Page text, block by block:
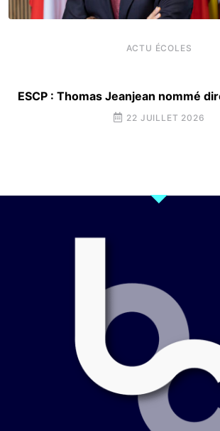
ACTU ÉCOLES
ESCP : Thomas Jeanjean nommé
22 JUILLET 2026